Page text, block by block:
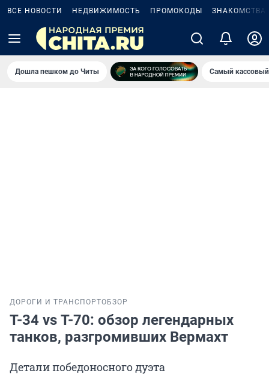
ВСЕ НОВОСТИ НЕДВИЖИМОСТЬ ПРОМОКОДЫ ЗНАКОМСТВА
Дошла пешком до Читы Самый
ДОРОГИ И ТРАНСПОРТОБЗОР
Т-34 vs Т-70: обзор легендарных
танков, разгромивших Вермахт
Детали победоносного дуэта